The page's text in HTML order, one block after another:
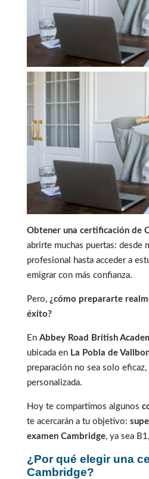
Obtener una certificación de
abrirte muchas puertas: desde
profesional hasta acceder a
emigrar con más confianza.
Pero, ¿cómo prepararte
éxito?
En Abbey Road British
ubicada en La Pobla de
preparación no sea solo
personalizada.
Hoy te compartimos algunos
te acercarán a tu objetivo:
examen Cambridge, ya sea
¿Por qué elegir una
Cambridge?